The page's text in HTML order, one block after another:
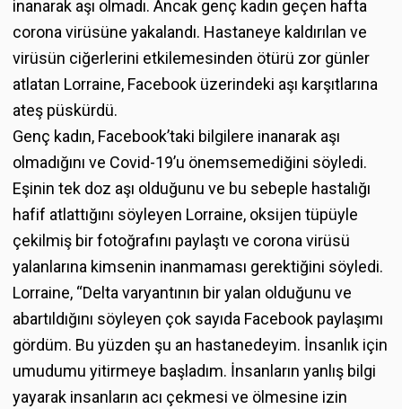
inanarak aşı olmadı. Ancak genç kadın geçen hafta
corona virüsüne yakalandı. Hastaneye kaldırılan ve
virüsün ciğerlerini etkilemesinden ötürü zor günler
atlatan Lorraine, Facebook üzerindeki aşı karşıtlarına
ateş püskürdü.
Genç kadın, Facebook’taki bilgilere inanarak aşı
olmadığını ve Covid-19’u önemsemediğini söyledi.
Eşinin tek doz aşı olduğunu ve bu sebeple hastalığı
hafif atlattığını söyleyen Lorraine, oksijen tüpüyle
çekilmiş bir fotoğrafını paylaştı ve corona virüsü
yalanlarına kimsenin inanmaması gerektiğini söyledi.
Lorraine, “Delta varyantının bir yalan olduğunu ve
abartıldığını söyleyen çok sayıda Facebook paylaşımı
gördüm. Bu yüzden şu an hastanedeyim. İnsanlık için
umudumu yitirmeye başladım. İnsanların yanlış bilgi
yayarak insanların acı çekmesi ve ölmesine izin